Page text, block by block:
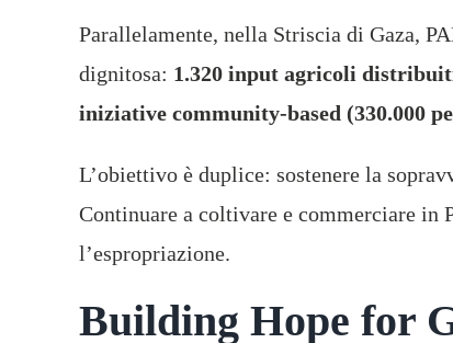
Parallelamente, nella Striscia di Gaza,
dignitosa: 1.320 input agricoli
iniziative community-based (330.000
L’obiettivo è duplice: sostenere la
Continuare a coltivare e commerciare in
l’espropriazione.
Building Hope for